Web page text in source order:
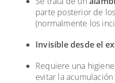
parte posterior de
(normalmente los
Invisible desde el
Requiere una
evitar la